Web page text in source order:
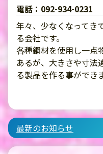
電話：092-934-0231
年々、少なくなってき
る会社です。
各種鋼材を使用し一点
あるが、大きさや寸法
る製品を作る事ができ
最新のお知らせ